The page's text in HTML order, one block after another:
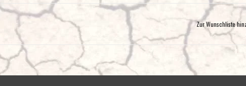
265/65 R17
(+3,1 cm mehr Bodenfreiheit im Vergleich zur Serie)
Innenkotflügels erforderlich. (Prüfung jeweils bei eingeschlagenem Rad)
Zur Wunschliste